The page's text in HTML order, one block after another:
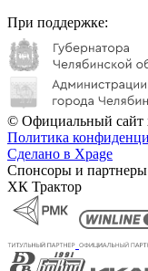
При поддержке:
© Официальный сайт
Политика
Сделано в Xpage
Спонсоры и партнеры
ХК Трактор